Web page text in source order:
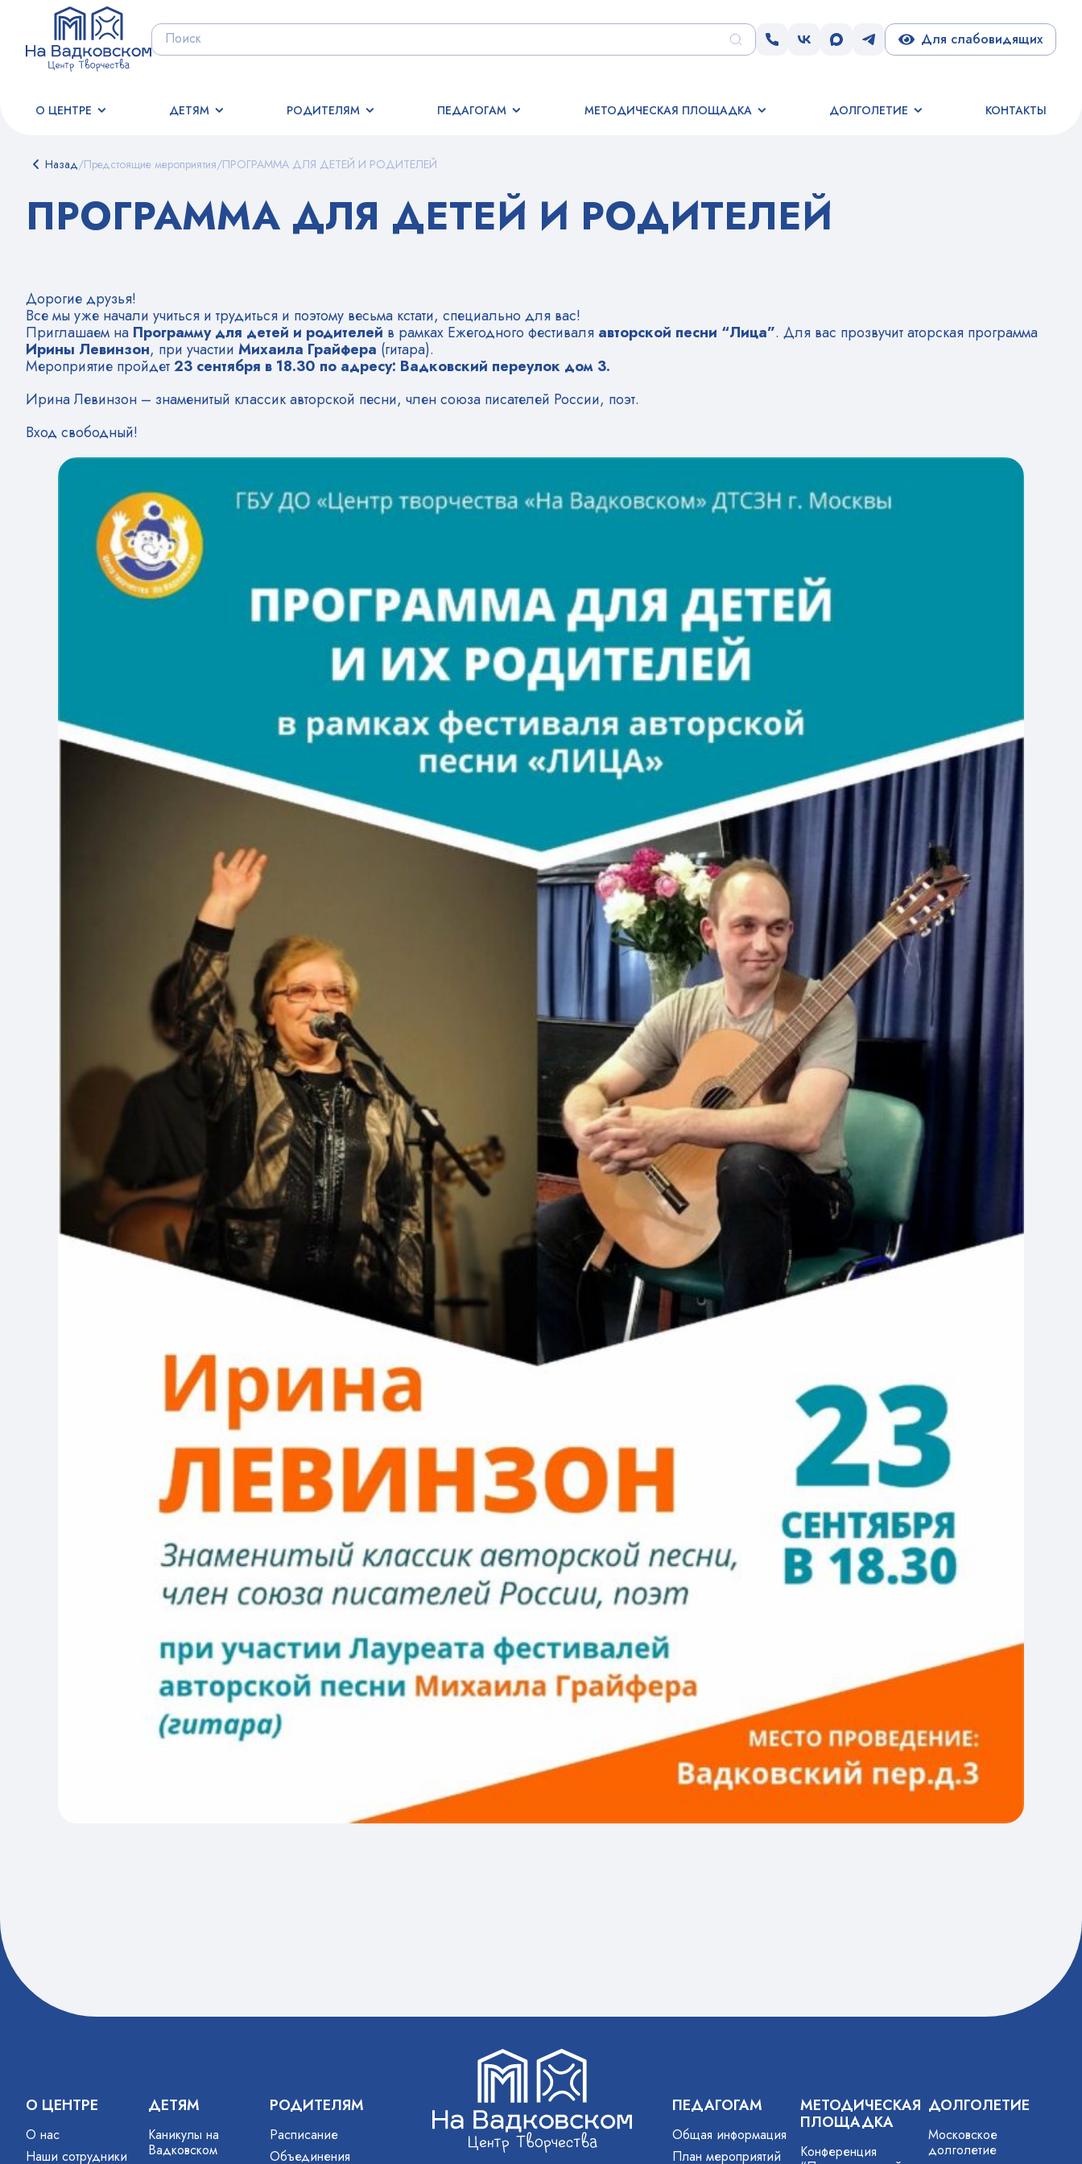
Для слабовидящих
О ЦЕНТРЕ ДЕТЯМ РОДИТЕЛЯМ ПЕДАГОГАМ МЕТОДИЧЕСКАЯ ПЛОЩАДКА ДОЛГОЛЕТИЕ КОНТАКТЫ
Назад/Предстоящие мероприятия/ПРОГРАММА ДЛЯ ДЕТЕЙ И РОДИТЕЛЕЙ
ПРОГРАММА ДЛЯ ДЕТЕЙ И РОДИТЕЛЕЙ
Дорогие друзья!
Все мы уже начали учиться и трудиться и поэтому весьма кстати, специально для вас!
Приглашаем на Программу для детей и родителей в рамках Ежегодного фестиваля авторской песни “Лица”. Для вас прозвучит аторская программа
Ирины Левинзон, при участии Михаила Грайфера (гитара).
Мероприятие пройдет23 сентября в 18.30 по адресу: Вадковский переулок дом 3.
Ирина Левинзон – знаменитый классик авторской песни, член союза писателей России, поэт.
Вход свободный!
О ЦЕНТРЕ
О нас
Наши сотрудники
ДЕТЯМ
Каникулы на
Вадковском
РОДИТЕЛЯМ
Расписание
Объединения
ПЕДАГОГАМ
Общая информация
План мероприятий
МЕТОДИЧЕСКАЯ
ПЛОЩАДКА
Конференция
ДОЛГОЛЕТИЕ
Московское
долголетие